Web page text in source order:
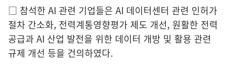
□ 참석한 AI 관련 기업들은 AI 데이터센터 관련 인허가
절차 간소화, 전력계통영향평가 제도 개선, 원활한 전력
공급과 AI 산업 발전을 위한 데이터 개방 및 활용 관련
규제 개선 등을 건의하였다.